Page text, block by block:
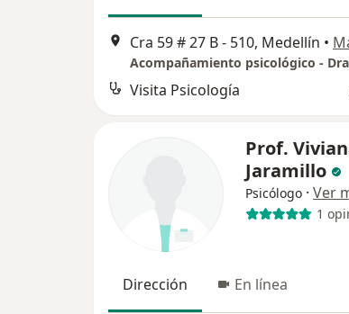
Cra 59 # 27 B - 510, Medellín •
Acompañamiento psicológico -
Visita Psicología
Prof.
Jaramillo
Psicólogo · Ver
1
Dirección En línea